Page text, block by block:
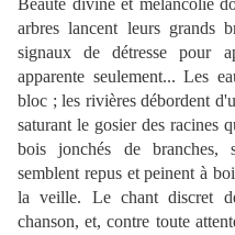
Beauté divine et mélancolie
arbres lancent leurs grands
signaux de détresse pour
apparente seulement... Les
bloc ; les rivières débordent
saturant le gosier des racines
bois jonchés de branches,
semblent repus et peinent à
la veille. Le chant discret
chanson, et, contre toute